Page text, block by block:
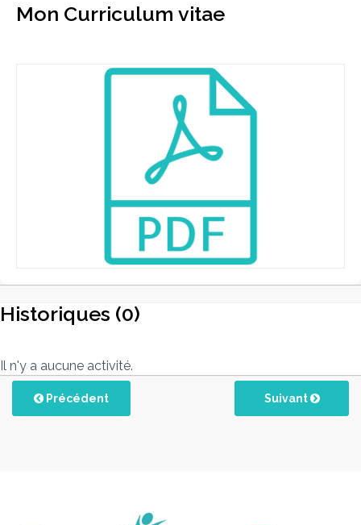
Mon Curriculum vitae
Historiques (0)
Il n'y a aucune activité.
Précédent Suivant